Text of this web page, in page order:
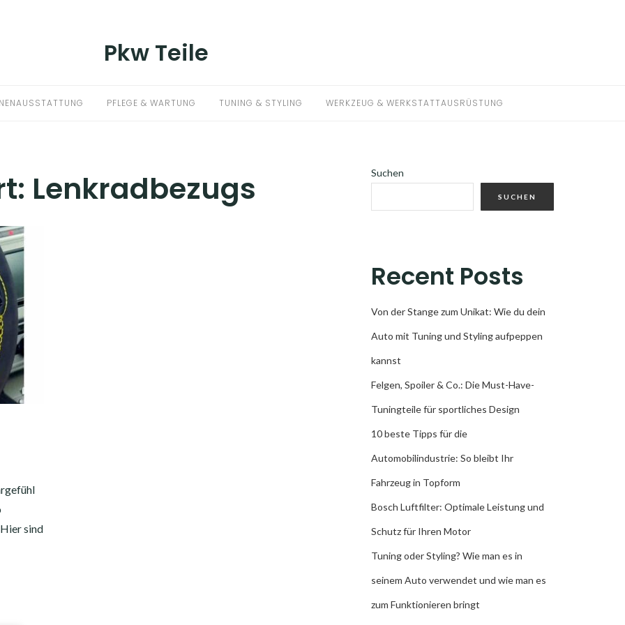
Pkw Teile
PFLEGE & WARTUNG TUNING & STYLING WERKZEUG & WERKSTATTAUSRÜSTUNG
Lenkradbezugs
sind
Suchen
SUCHEN
Recent Posts
Von der Stange zum Unikat: Wie du dein
Auto mit Tuning und Styling aufpeppen
kannst
Felgen, Spoiler & Co.: Die Must-Have-
Tuningteile für sportliches Design
10 beste Tipps für die
Automobilindustrie: So bleibt Ihr
Fahrzeug in Topform
Bosch Luftfilter: Optimale Leistung und
Schutz für Ihren Motor
Tuning oder Styling? Wie man es in
seinem Auto verwendet und wie man es
zum Funktionieren bringt